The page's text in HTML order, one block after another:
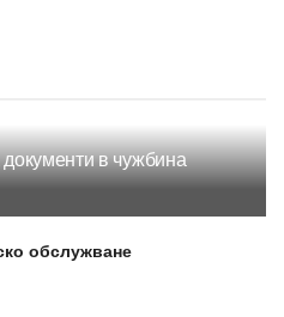
в чужбина
обслужване